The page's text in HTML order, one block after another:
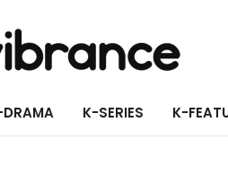
K-SERIES K-